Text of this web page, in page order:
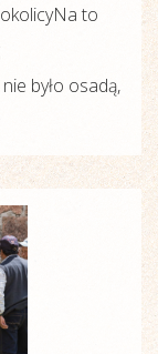
to
było osadą,